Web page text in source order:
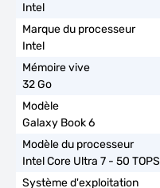
Intel
Intel
32 Go
Galaxy Book 6
Intel Core Ultra 7 - 50 TOPS